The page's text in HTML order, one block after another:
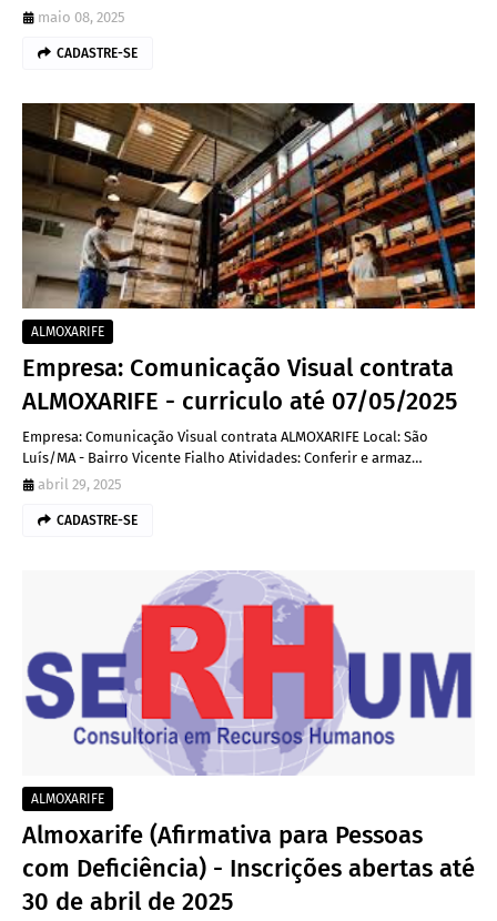
maio 08, 2025
CADASTRE-SE
ALMOXARIFE
Empresa: Comunicação Visual contrata
ALMOXARIFE - curriculo até 07/05/2025
Empresa: Comunicação Visual contrata ALMOXARIFE Local: São
Luís/MA - Bairro Vicente Fialho Atividades: Conferir e armaz…
abril 29, 2025
CADASTRE-SE
ALMOXARIFE
Almoxarife (Afirmativa para Pessoas
com Deficiência) - Inscrições abertas até
30 de abril de 2025